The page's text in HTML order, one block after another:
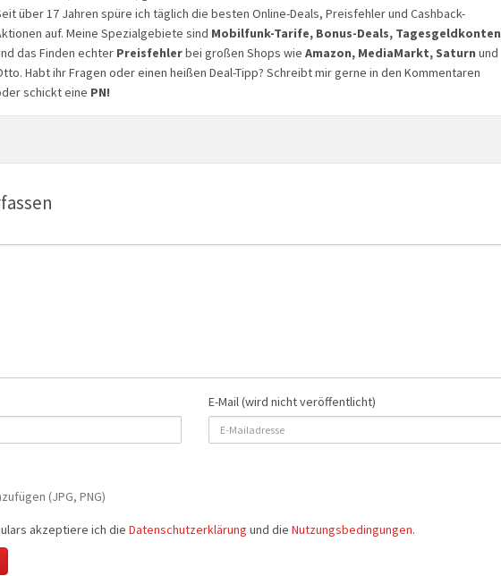
über 17 Jahren spüre ich täglich die besten Online-Deals, Preisfehler und Cashback-
auf. Meine Spezialgebiete sind Mobilfunk-Tarife, Bonus-Deals, Tagesgeldkonten
das Finden echterPreisfehlerbei großen Shops wie Amazon, MediaMarkt, Saturn und
Habt ihr Fragen oder einen heißen Deal-Tipp? Schreibt mir gerne in den Kommentaren
schickt eine PN!
E-Mail (wird nicht veröffentlicht)
(JPG, PNG)
akzeptiere ich die Datenschutzerklärung und die Nutzungsbedingungen.